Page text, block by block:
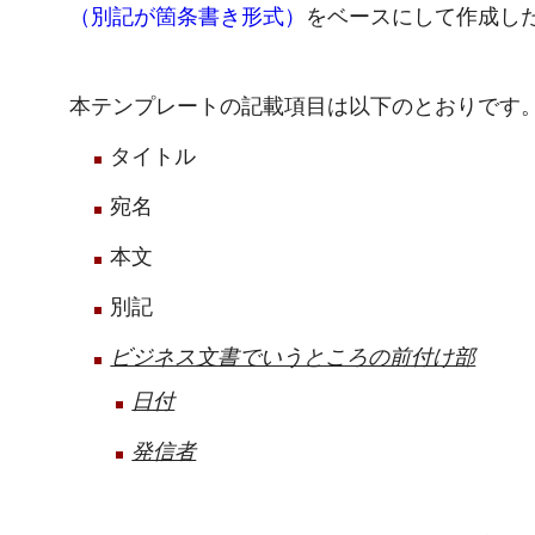
（別記が箇条書き形式） をベースにして作成し
本テンプレートの記載項目は以下のとおりです。
タイトル
宛名
本文
別記
ビジネス文書でいうところの前付け部
日付
発信者